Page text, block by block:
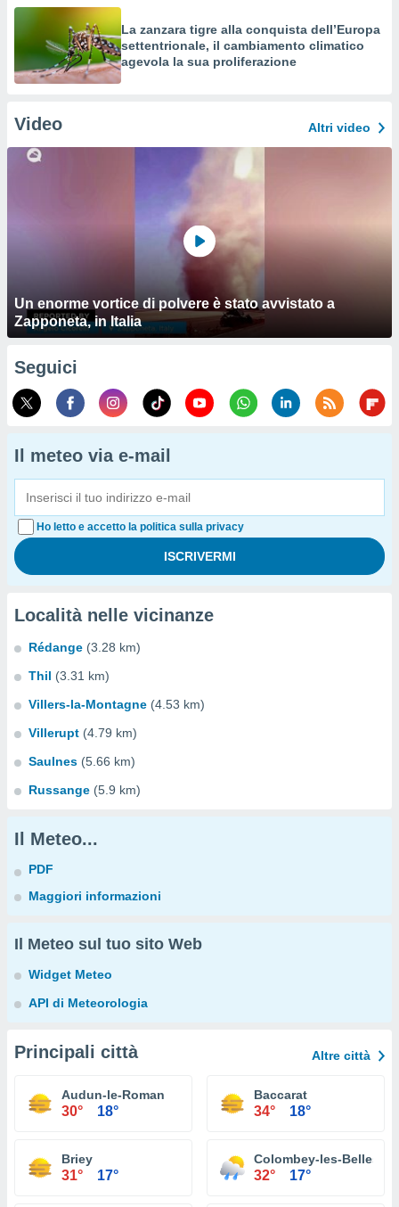
La zanzara tigre alla conquista dell’Europa
settentrionale, il cambiamento climatico
agevola la sua proliferazione
Video Altri video
Un enorme vortice di polvere è stato avvistato a
Zapponeta, in Italia
Seguici
Il meteo via e-mail
Ho letto e accetto la politica sulla privacy
Località nelle vicinanze
Rédange (3.28 km)
Thil (3.31 km)
Villers-la-Montagne (4.53 km)
Villerupt (4.79 km)
Saulnes (5.66 km)
Russange (5.9 km)
Il Meteo...
PDF
Maggiori informazioni
Il Meteo sul tuo sito Web
Widget Meteo
API di Meteorologia
Principali città Altre città
Audun-le-Roman
30° 18°
Baccarat
34° 18°
Briey
31° 17°
Colombey-les-Belles
32° 17°